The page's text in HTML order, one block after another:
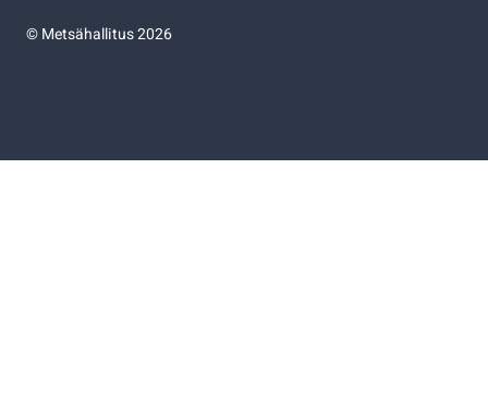
©Metsähallitus 2026